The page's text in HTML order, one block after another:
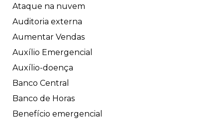
Ataque na nuvem
Auditoria externa
Aumentar Vendas
Auxílio Emergencial
Auxílio-doença
Banco Central
Banco de Horas
Benefício emergencial